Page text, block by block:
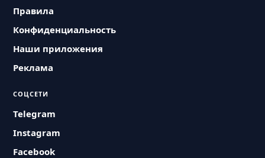
Правила
Конфиденциальность
Наши приложения
Реклама
СОЦСЕТИ
Telegram
Instagram
Facebook